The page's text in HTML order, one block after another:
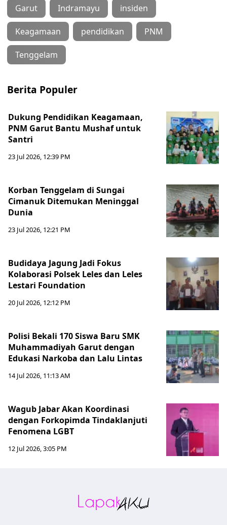
Garut Indramayu insiden
Keagamaan pendidikan PNM
Tenggelam
Berita Populer
Dukung Pendidikan Keagamaan,
PNM Garut Bantu Mushaf untuk
Santri
23 Jul 2026, 12:39 PM
Korban Tenggelam di Sungai
Cimanuk Ditemukan Meninggal
Dunia
23 Jul 2026, 12:21 PM
Budidaya Jagung Jadi Fokus
Kolaborasi Polsek Leles dan Leles
Lestari Foundation
20 Jul 2026, 12:12 PM
Polisi Bekali 170 Siswa Baru SMK
Muhammadiyah Garut dengan
Edukasi Narkoba dan Lalu Lintas
14 Jul 2026, 11:13 AM
Wagub Jabar Akan Koordinasi
dengan Forkopimda Tindaklanjuti
Fenomena LGBT
12 Jul 2026, 3:05 PM